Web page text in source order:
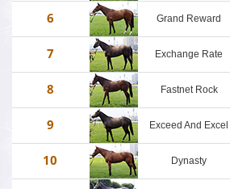
6 Grand Reward
7 Exchange Rate
8 Fastnet Rock
9 Exceed And Excel
10 Dynasty